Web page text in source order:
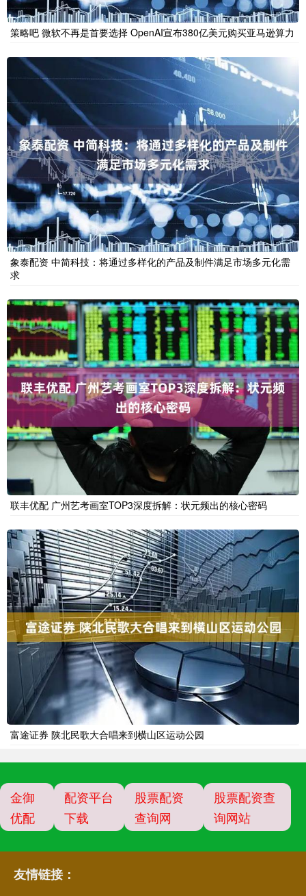
策略吧 微软不再是首要选择 OpenAI宣布380亿美元购买亚马逊算力
象泰配资 中简科技：将通过多样化的产品及制件满足市场多元化需
求
联丰优配 广州艺考画室TOP3深度拆解：状元频出的核心密码
富途证券 陕北民歌大合唱来到横山区运动公园
金御
优配
配资平台
下载
股票配资
查询网
股票配资查
询网站
友情链接：